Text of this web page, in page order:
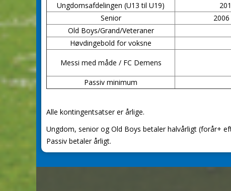
Ungdomsafdelingen (U13 til U19)
Senior
Old Boys/Grand/Veteraner
Høvdingebold for voksne
Messi med måde / FC Demens
Passiv minimum
Alle kontingentsatser er årlige.
Ungdom, senior og Old Boys betaler halvårligt (forår+
Passiv betaler årligt.